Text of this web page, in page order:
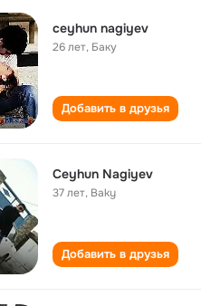
ceyhun nagiyev
26 лет, Баку
Добавить в друзья
Ceyhun Nagiyev
37 лет, Baky
Добавить в друзья